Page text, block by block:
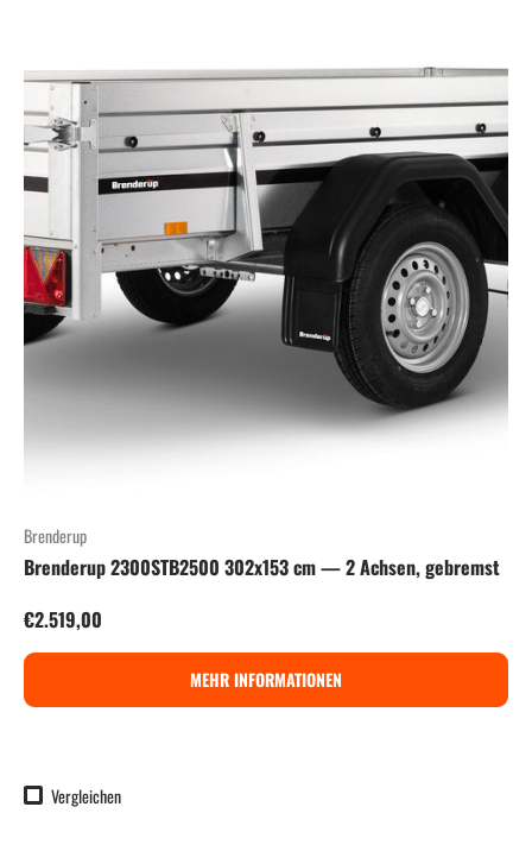
Brenderup
Brenderup 2300STB2500 302x153 cm — 2 Achsen, gebremst
Normaler Preis
€2.519,00
MEHR INFORMATIONEN
Vergleichen